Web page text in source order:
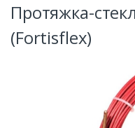
Протяжка-
(Fortisflex)